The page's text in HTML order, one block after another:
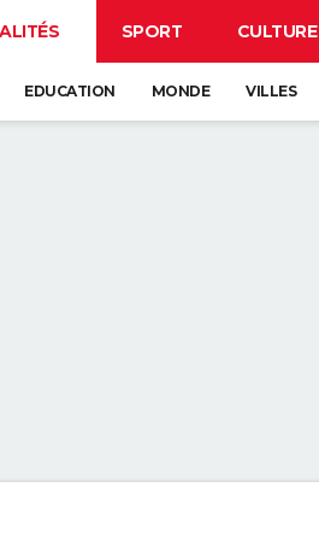
SPORT CULTURE
EDUCATION MONDE VILLES